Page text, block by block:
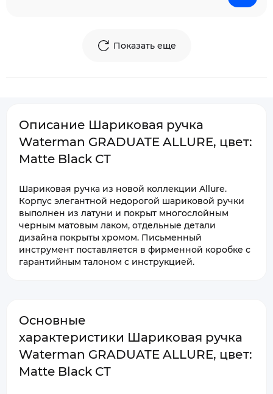
Показать еще
Описание Шариковая ручка
Waterman GRADUATE ALLURE, цвет:
Matte Black CT
Шариковая ручка из новой коллекции Allure.
Корпус элегантной недорогой шариковой ручки
выполнен из латуни и покрыт многослойным
черным матовым лаком, отдельные детали
дизайна покрыты хромом. Письменный
инструмент поставляется в фирменной коробке с
гарантийным талоном с инструкцией.
Основные
характеристики Шариковая ручка
Waterman GRADUATE ALLURE, цвет:
Matte Black CT